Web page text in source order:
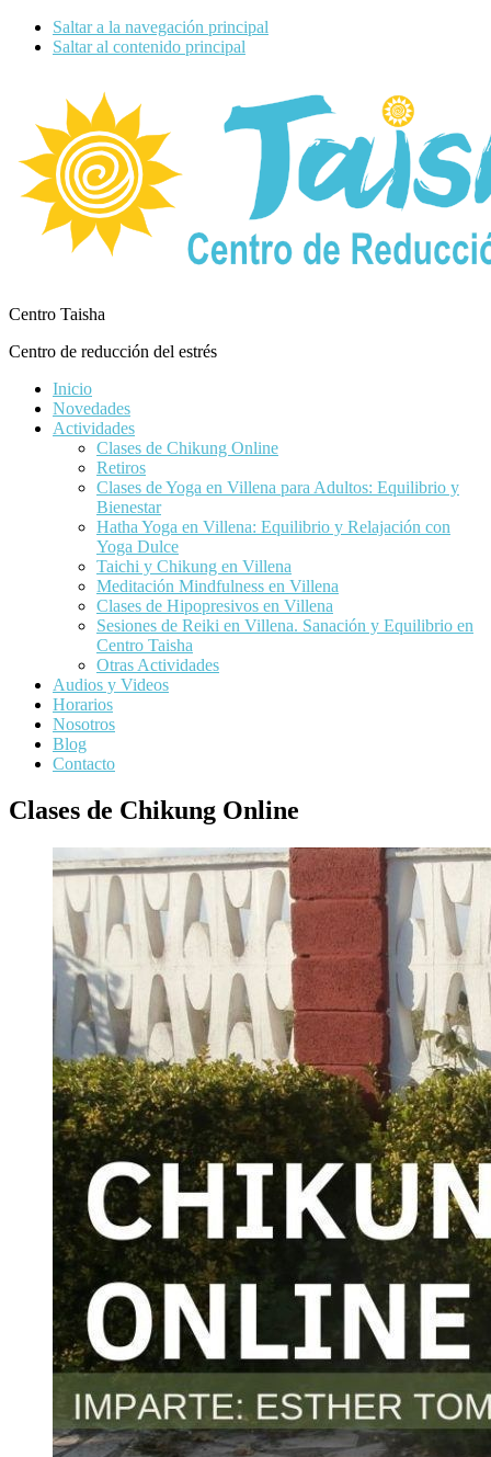
Saltar a la navegación principal
Saltar al contenido principal
Centro Taisha
Centro de reducción del estrés
Inicio
Novedades
Actividades
Clases de Chikung Online
Retiros
Clases de Yoga en Villena para Adultos: Equilibrio y
Bienestar
Hatha Yoga en Villena: Equilibrio y Relajación con
Yoga Dulce
Taichi y Chikung en Villena
Meditación Mindfulness en Villena
Clases de Hipopresivos en Villena
Sesiones de Reiki en Villena. Sanación y Equilibrio en
Centro Taisha
Otras Actividades
Audios y Videos
Horarios
Nosotros
Blog
Contacto
Clases de Chikung Online